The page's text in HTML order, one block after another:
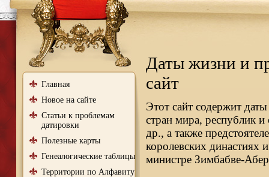
Главная
Новое на сайте
Статьи к проблемам
датировки
Полезные карты
Генеалогические таблицы
Территории по Алфавиту
Даты жизни и
сайт
Этот сайт содержит
стран мира, республик и
др., а также
королевских династиях
министре Зимбабве-